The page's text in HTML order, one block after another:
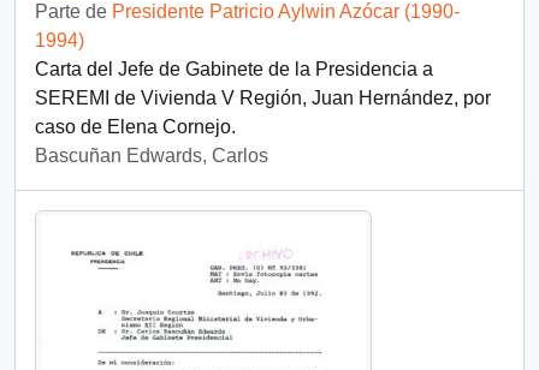
Parte de Presidente Patricio Aylwin Azócar (1990-
1994)
Carta del Jefe de Gabinete de la Presidencia a
SEREMI de Vivienda V Región, Juan Hernández, por
caso de Elena Cornejo.
Bascuñan Edwards, Carlos